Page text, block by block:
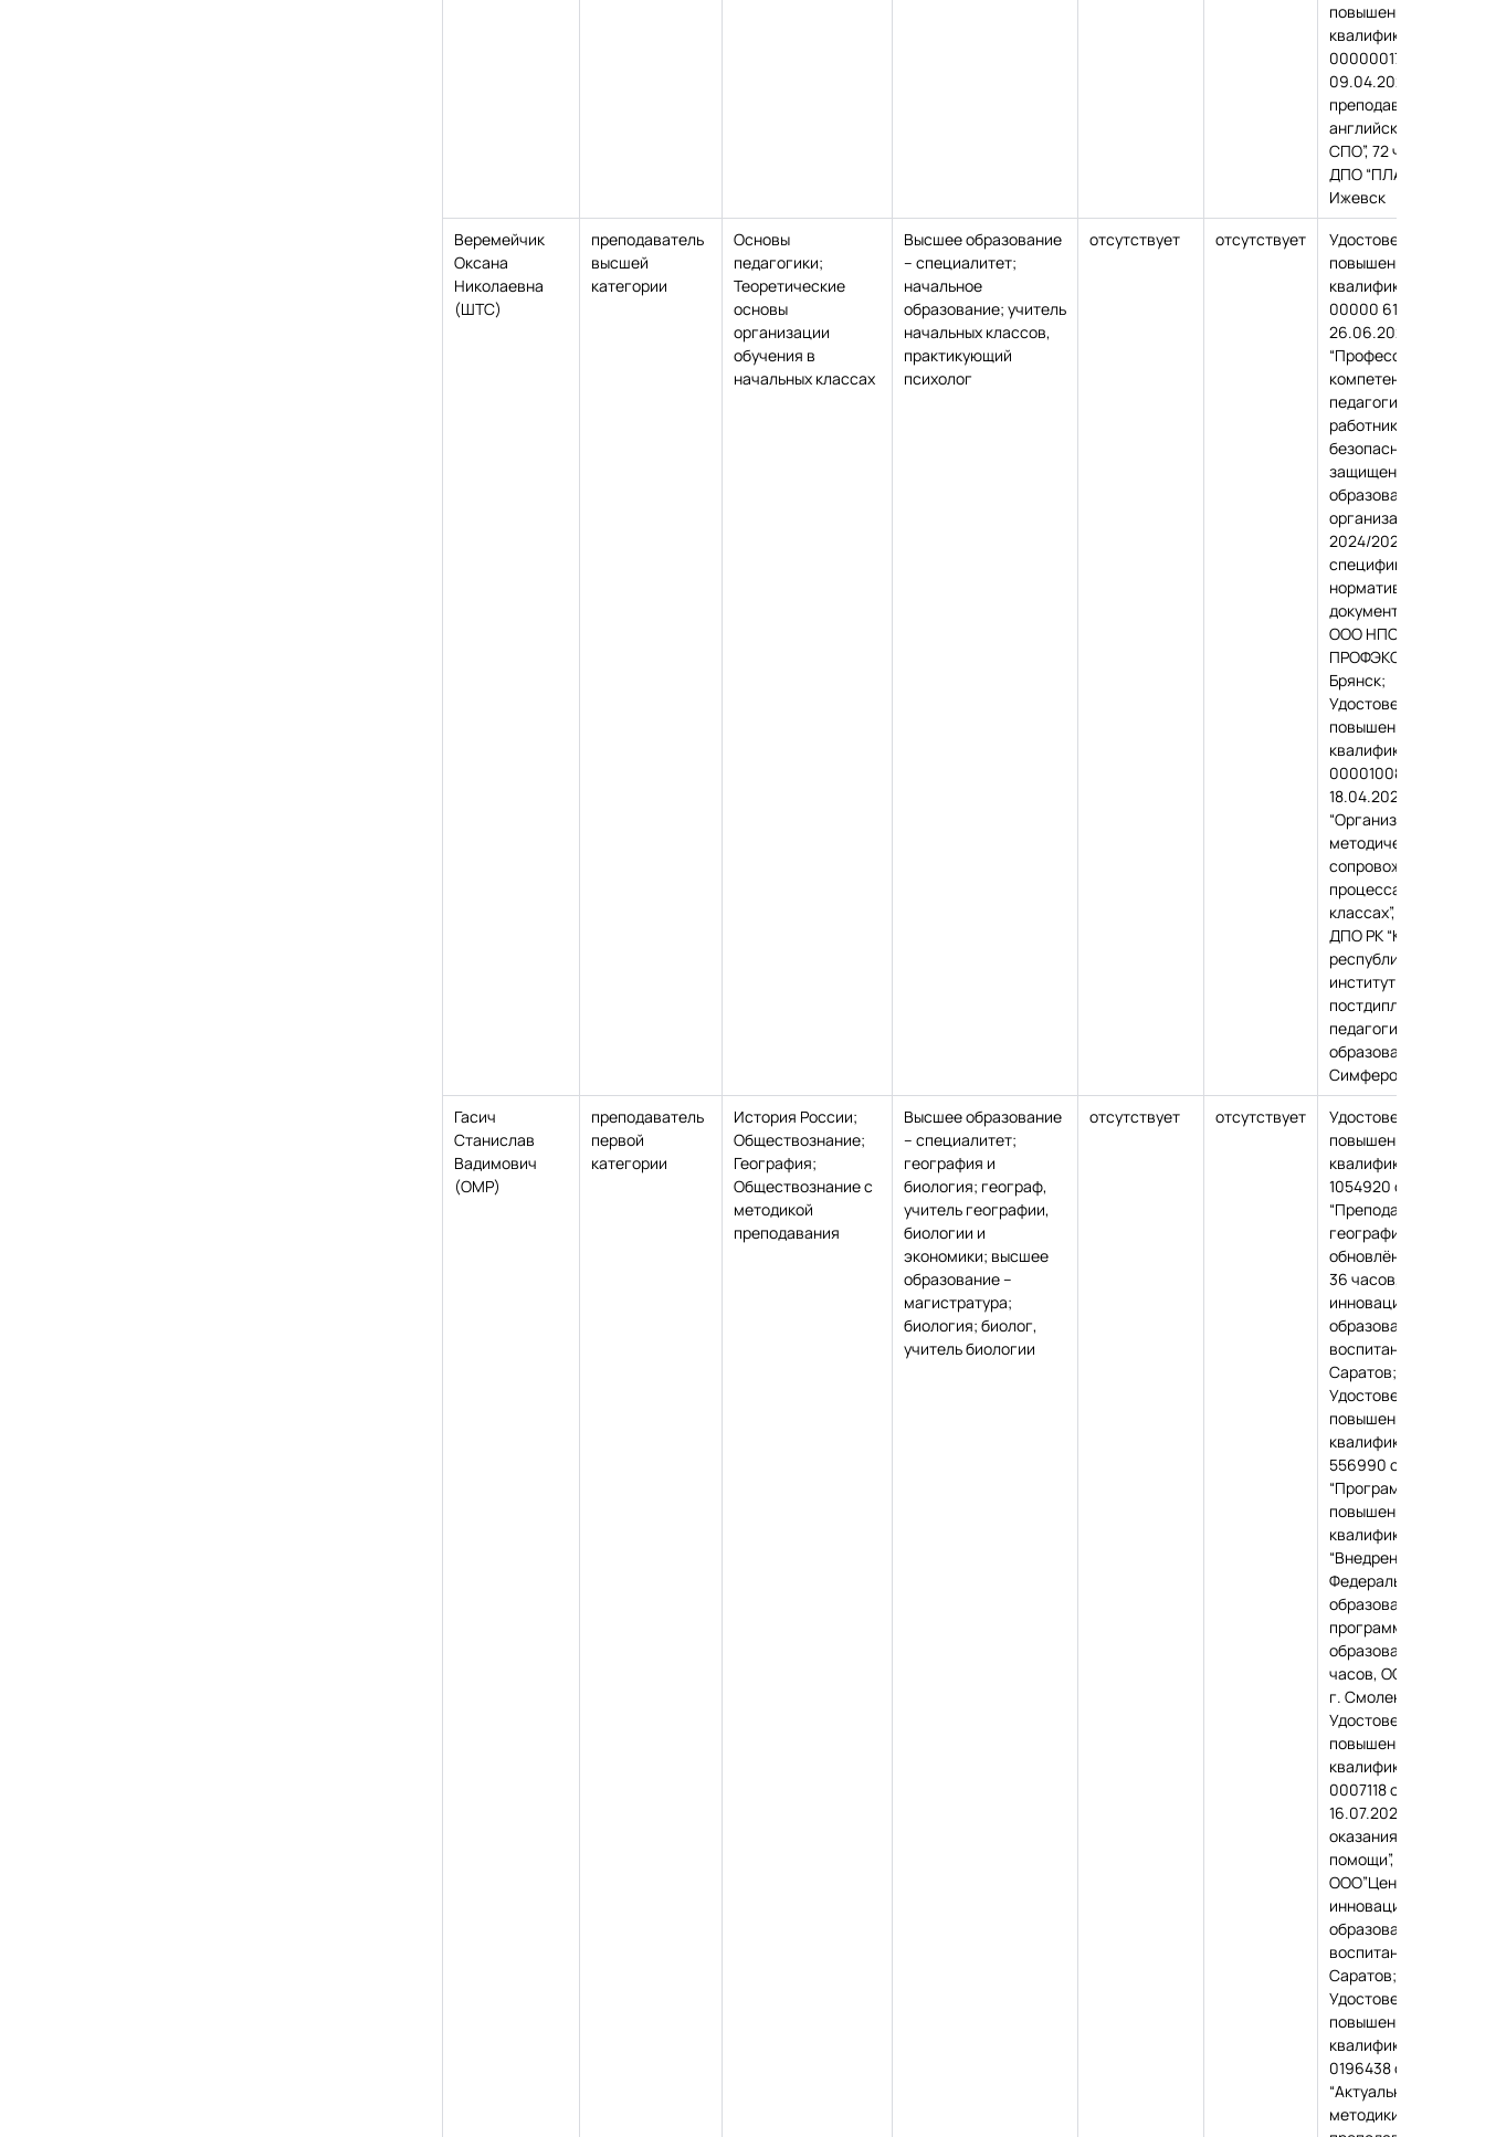
повышении
квалификации, №
000000178053 от
09.04.2025,
преподавания
английского языка в
СПО”, 72 часа, АНО
ДПО “ПЛАТФОРМА”,
Ижевск
Веремейчик
Оксана
Николаевна
(ШТС)
преподаватель
высшей
категории
Основы
педагогики;
Теоретические
основы
организации
обучения в
начальных классах
Высшее образование
– специалитет;
начальное
образование; учитель
начальных классов,
практикующий
психолог
отсутствует отсутствует
Удостоверение о
повышении
квалификации, №
00000 614858 88554
26.06.2024,
“Профессиональные
компетенции
педагогических
работника в
безопасности и
защищенности
образовательных
организаций
2024/2025 в
специфике новых
нормативных
документов”, 232
ООО НПО
Брянск;
Удостоверение о
повышении
квалификации, № РК
0000100833 от
18.04.2025,
“Организационно-
методическое
сопровождение обр.
процесса в
классах”, 72 часа,
ДПО РК “Крымский
республиканский
институт
постдипломного
педагогического
образования”, г.
Симферополь.
Гасич
Станислав
Вадимович
(ОМР)
преподаватель
первой
категории
История России;
Обществознание;
География;
Обществознание с
методикой
преподавания
Высшее образование
– специалитет;
география и
биология; географ,
учитель географии,
биологии и
экономики; высшее
образование –
магистратура;
биология; биолог,
учитель биологии
отсутствует отсутствует
Удостоверение о
повышении
квалификации, № ПК
1054920 от
“Преподавание
географии в
обновлённого ФГОС”,
36 часов, ООО
инновационного
образования и
воспитания”, г.
Саратов;
Удостоверение о
повышении
квалификации, № ПК
556990 от
“Программа
повышения
квалификации
“Внедрение
Федеральной
образовательной
программы общего
образования”, 36
часов, ООО
г. Смоленск;
Удостоверение о
повышении
квалификации, № ПК
0007118 от
16.07.2024,”Навыки
оказания первой
помощи”, 72 часа,
ООО”Центр
инновационного
образования и
воспитания”, г.
Саратов;
Удостоверение о
повышении
квалификации, № ПК
0196438 от
“Актуальные
методики